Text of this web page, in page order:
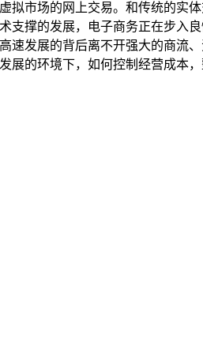
拟市场的网上交易。和传统的实
支撑的发展，电子商务正在步入
速发展的背后离不开强大的商流
展的环境下，如何控制经营成本